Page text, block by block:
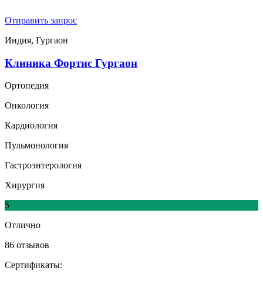
Отправить запрос
Индия, Гургаон
Клиника Фортис Гургаон
Ортопедия
Онкология
Кардиология
Пульмонология
Гастроэнтерология
Хирургия
5
Отлично
86 отзывов
Сертификаты: